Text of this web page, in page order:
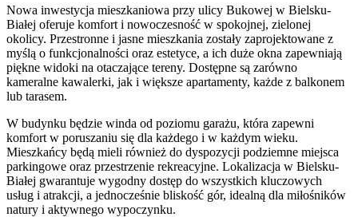
Nowa inwestycja mieszkaniowa przy ulicy Bukowej w Bielsku-
Białej oferuje komfort i nowoczesność w spokojnej, zielonej
okolicy. Przestronne i jasne mieszkania zostały zaprojektowane z
myślą o funkcjonalności oraz estetyce, a ich duże okna zapewniają
piękne widoki na otaczające tereny. Dostępne są zarówno
kameralne kawalerki, jak i większe apartamenty, każde z balkonem
lub tarasem.
W budynku będzie winda od poziomu garażu, która zapewni
komfort w poruszaniu się dla każdego i w każdym wieku.
Mieszkańcy będą mieli również do dyspozycji podziemne miejsca
parkingowe oraz przestrzenie rekreacyjne. Lokalizacja w Bielsku-
Białej gwarantuje wygodny dostęp do wszystkich kluczowych
usług i atrakcji, a jednocześnie bliskość gór, idealną dla miłośników
natury i aktywnego wypoczynku.